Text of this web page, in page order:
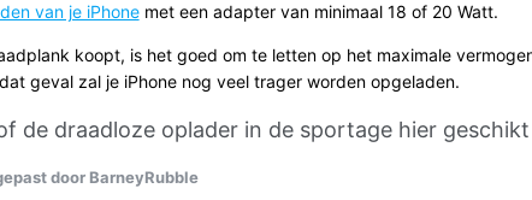
van je iPhone met een adapter van minimaal 18 of 20 Watt.
koopt, is het goed om te letten op het maximale
geval zal je iPhone nog veel trager worden opgeladen.
de draadloze oplader in de sportage hier
door BarneyRubble